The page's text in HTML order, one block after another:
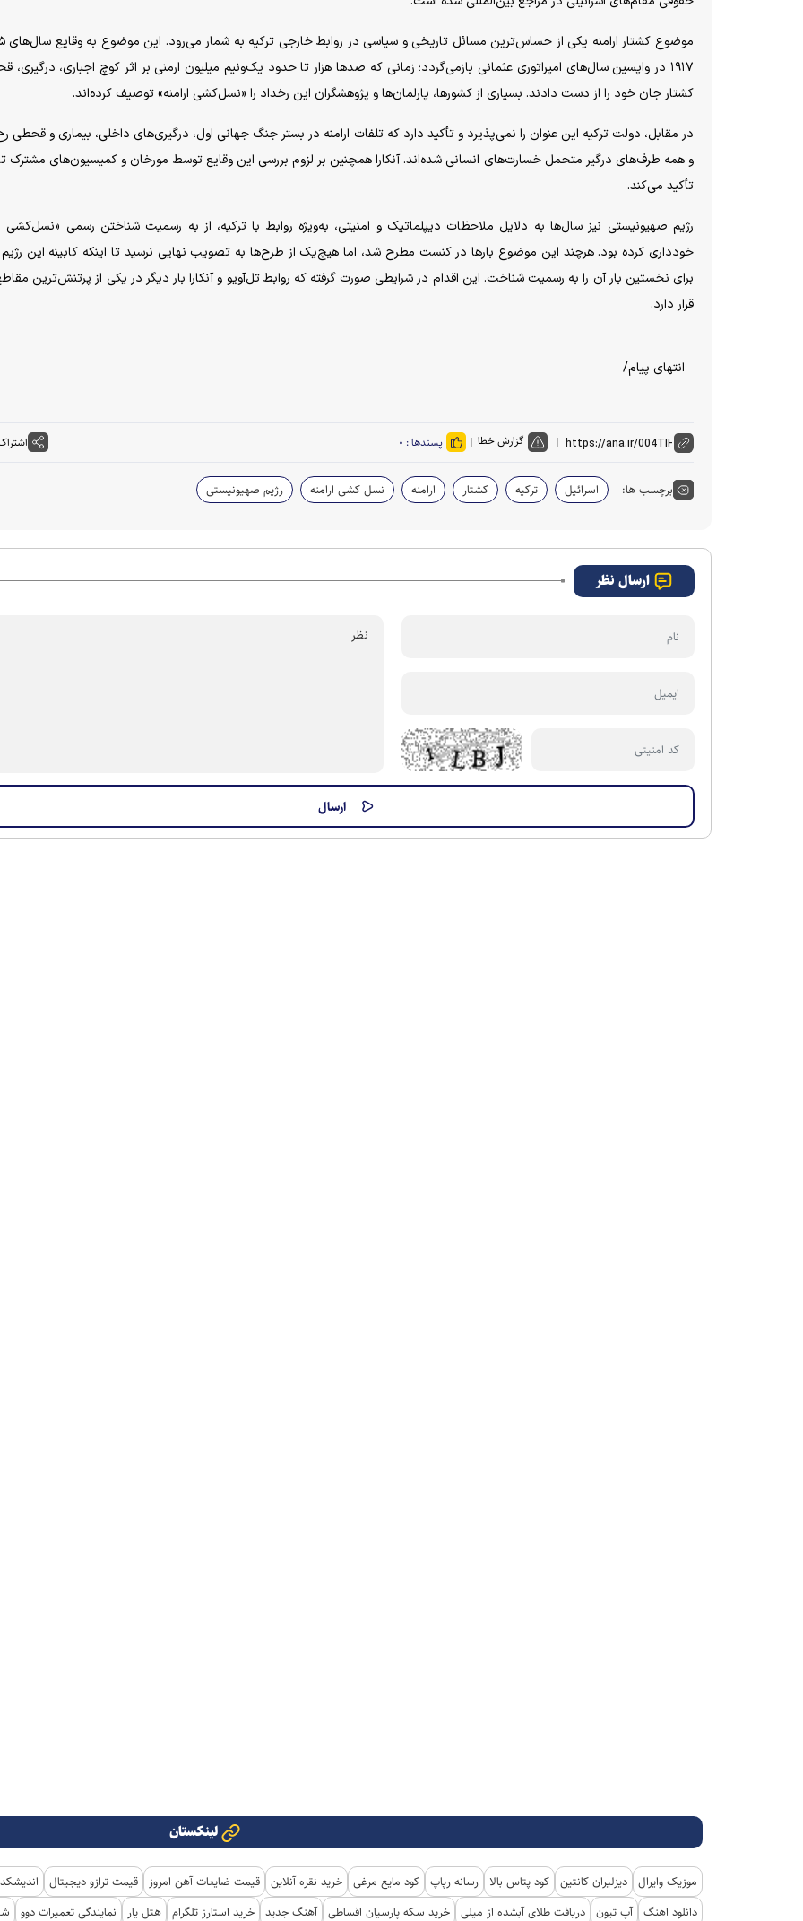
۱۹۱۷ در واپسین سال‌های امپراتوری عثمانی بازمی‌گردد؛ زمانی که صدها هزار تا حدود یک‌ونیم میلیون ارمنی بر اثر کوچ اجباری، درگیری،
کشتار جان خود را از دست دادند. بسیاری از کشورها، پارلمان‌ها و پژوهشگران این رخداد را «نسل‌کشی ارامنه» توصیف کرده‌اند.
در مقابل، دولت ترکیه این عنوان را نمی‌پذیرد و تأکید دارد که تلفات ارامنه در بستر جنگ جهانی اول، درگیری‌های داخلی، بیماری و قحطی
و همه طرف‌های درگیر متحمل خسارت‌های انسانی شده‌اند. آنکارا همچنین بر لزوم بررسی این وقایع توسط مورخان و کمیسیون‌های مشترک
تأکید می‌کند.
رژیم صهیونیستی نیز سال‌ها به دلایل ملاحظات دیپلماتیک و امنیتی، به‌ویژه روابط با ترکیه، از به رسمیت شناختن رسمی «نسل‌کشی
خودداری کرده بود. هرچند این موضوع بارها در کنست مطرح شد، اما هیچ‌یک از طرح‌ها به تصویب نهایی نرسید تا اینکه کابینه این رژیم
برای نخستین بار آن را به رسمیت شناخت. این اقدام در شرایطی صورت گرفته که روابط تل‌آویو و آنکارا بار دیگر در یکی از پرتنش‌ترین
قرار دارد.
انتهای پیام/
گزارش خطا پسندها : ۰
برچسب ها: اسرائیل ترکیه کشتار ارامنه نسل کشی ارامنه رژیم صهیونیستی
ارسال نظر
لینکستان
موزیک وایرال دیزلیران کانتین کود پتاس بالا رسانه رپاپ کود مایع مرغی خرید نقره آنلاین قیمت ضایعات آهن امروز قیمت ترازو دیجیتال
دانلود اهنگ آپ تیون دریافت طلای آبشده از میلی خرید سکه پارسیان اقساطی آهنگ جدید خرید استارز تلگرام هتل یار نمایندگی تعمیرات دوو